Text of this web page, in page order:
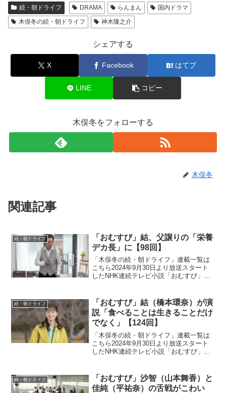
続・朝ドライフ DRAMA らんまん
国内ドラマ
木俣冬の続・朝ドライフ
神木隆之介
シェアする
X Facebook はてブ
LINE コピー
木俣冬をフォローする
木俣冬
関連記事
続・朝ドライフ
「おむすび」結、父譲りの「栄養
デカ長」に【98回】
「木俣冬の続・朝ドライフ」連載一覧は
こちら2024年9月30日より放送スタート
したNHK連続テレビ小説「おむすび」。
岡・糸島で両親や祖父母と共に暮らして
いた...
続・朝ドライフ
「おむすび」結（橋本環奈）が演
説「食べることは生きることだけ
でなく」【124回】
「木俣冬の続・朝ドライフ」連載一覧は
こちら2024年9月30日より放送スタート
したNHK連続テレビ小説「おむすび」。
岡・糸島で両親や祖父母と共に暮らして
いた...
続・朝ドライフ
「おむすび」沙智（山本舞香）と
佳純（平祐奈）の舌戦がこわい